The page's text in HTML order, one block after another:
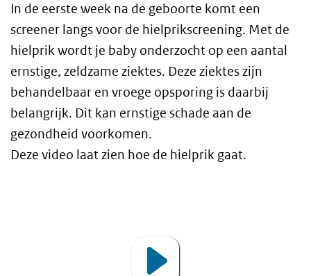
In de eerste week na de geboorte komt een
screener langs voor de hielprikscreening. Met de
hielprik wordt je baby onderzocht op een aantal
ernstige, zeldzame ziektes. Deze ziektes zijn
behandelbaar en vroege opsporing is daarbij
belangrijk. Dit kan ernstige schade aan de
gezondheid voorkomen.
Deze video laat zien hoe de hielprik gaat.